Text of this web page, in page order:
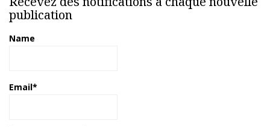
publication
Name
Email*